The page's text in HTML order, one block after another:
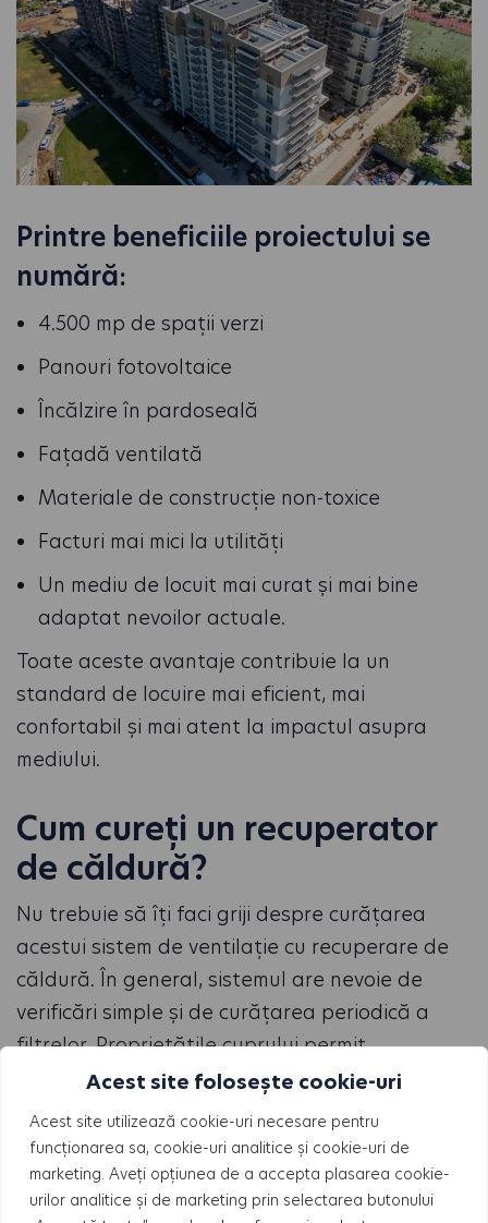
Acest site folosește cookie-uri
Acest site utilizează cookie-uri necesare pentru
funcționarea sa, cookie-uri analitice și cookie-uri de
marketing. Aveți opțiunea de a accepta plasarea cookie-
urilor analitice și de marketing prin selectarea butonului
Printre beneficiile proiectului se
numără:
4.500 mp de spații verzi
Panouri fotovoltaice
Încălzire în pardoseală
Fațadă ventilată
Materiale de construcție non-toxice
Facturi mai mici la utilități
Un mediu de locuit mai curat și mai bine
adaptat nevoilor actuale.
Toate aceste avantaje contribuie la un
standard de locuire mai eficient, mai
confortabil și mai atent la impactul asupra
mediului.
Cum cureți un recuperator
de căldură?
Nu trebuie să îți faci griji despre curățarea
acestui sistem de ventilație cu recuperare de
căldură. În general, sistemul are nevoie de
verificări simple și de curățarea periodică a
filtrelor. Proprietățile cuprului permit
autocurățarea eficientă împotriva bacteriilor.
De asemenea, durabilitatea materialului
contribuie la o funcționare bună pe o perioadă
lungă de timp.